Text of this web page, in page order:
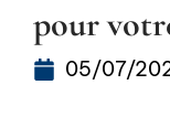
pour
05/07/